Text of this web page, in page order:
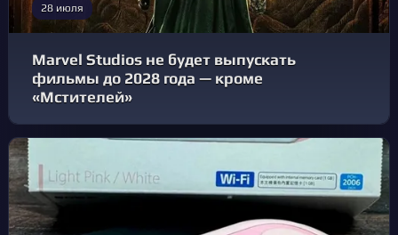
28 июля
Marvel Studios не будет выпускать
фильмы до 2028 года — кроме
«Мстителей»